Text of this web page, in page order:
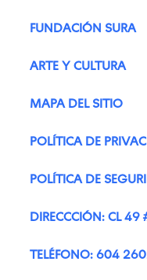
FUNDACIÓN SURA
ARTE Y CULTURA
MAPA DEL SITIO
POLÍTICA DE
POLÍTICA DE
DIRECCCIÓN: CL
TELÉFONO: 604